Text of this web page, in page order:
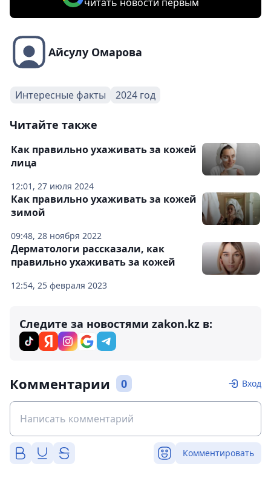
Айсулу Омарова
Интересные факты 2024 год
Читайте также
12:01, 27 июля 2024
Как правильно ухаживать за кожей
лица
09:48, 28 ноября 2022
Как правильно ухаживать за кожей
зимой
12:54, 25 февраля 2023
Дерматологи рассказали, как
правильно ухаживать за кожей
Следите за новостями zakon.kz в:
Комментарии 0 Вход
Комментировать